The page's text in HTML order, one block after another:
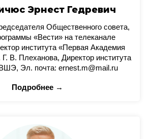
Эрнест Гедревич
Общественного совета,
«Вести» на телеканале
института «Первая Академия
В. Плеханова, Директор института
Эл. почта: ernest.m@mail.ru
Подробнее →